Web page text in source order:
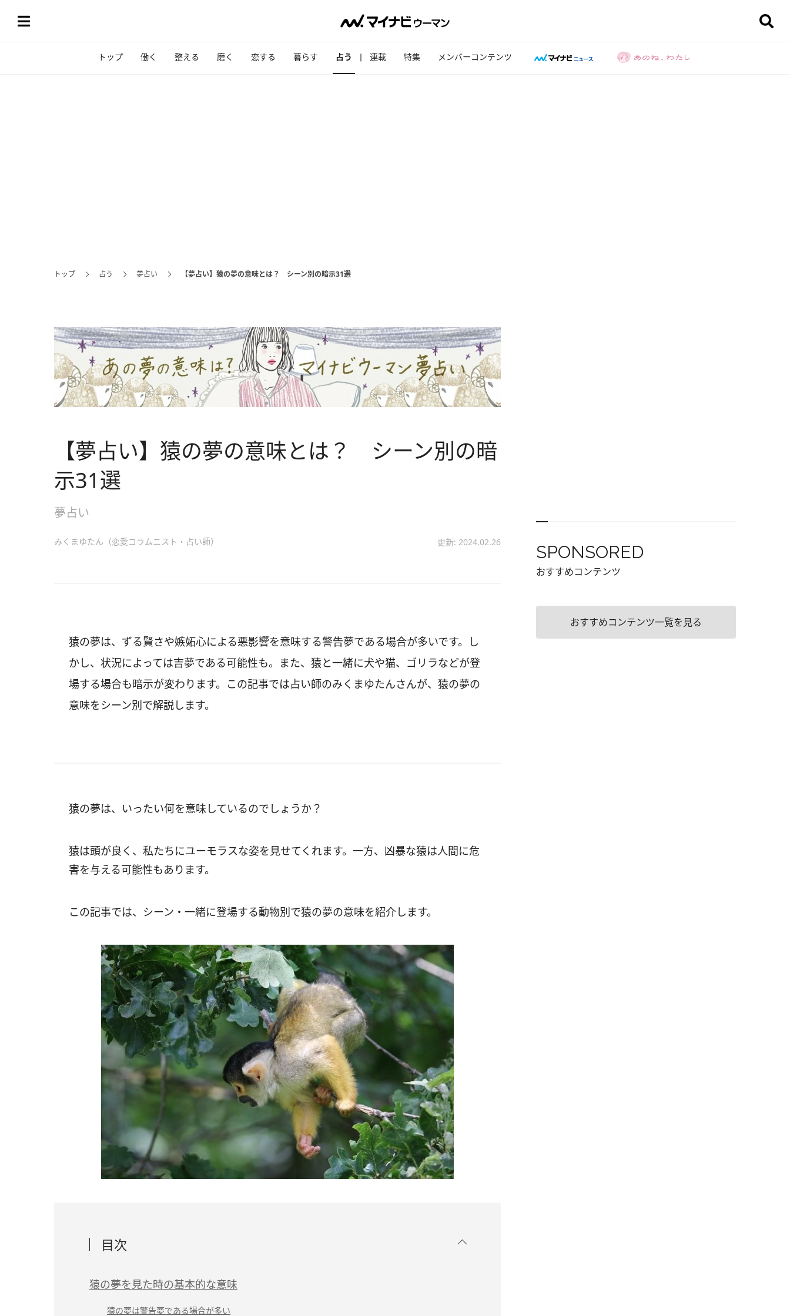
トップ 働く 整える 磨く 恋する 暮らす 占う 連載 特集 メンバーコンテンツ
トップ 占う 夢占い 【夢占い】猿の夢の意味とは？ シーン別の暗示31選
【夢占い】猿の夢の意味とは？ シーン別の暗
示31選
夢占い
みくまゆたん（恋愛コラムニスト・占い師） 更新: 2024.02.26
猿の夢は、ずる賢さや嫉妬心による悪影響を意味する警告夢である場合が多いです。し
かし、状況によっては吉夢である可能性も。また、猿と一緒に犬や猫、ゴリラなどが登
場する場合も暗示が変わります。この記事では占い師のみくまゆたんさんが、猿の夢の
意味をシーン別で解説します。
猿の夢は、いったい何を意味しているのでしょうか？
猿は頭が良く、私たちにユーモラスな姿を見せてくれます。一方、凶暴な猿は人間に危
害を与える可能性もあります。
この記事では、シーン・一緒に登場する動物別で猿の夢の意味を紹介します。
目次
猿の夢を見た時の基本的な意味
猿の夢は警告夢である場合が多い
SPONSORED
おすすめコンテンツ
おすすめコンテンツ一覧を見る